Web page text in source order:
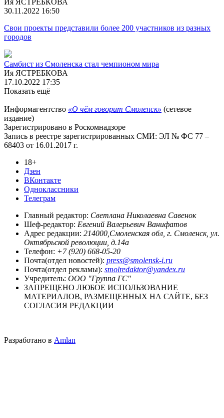
30.11.2022 16:50
Свои проекты представили более 200 участников из разных
городов
Самбист из Смоленска стал чемпионом мира
Ия ЯСТРЕБКОВА
17.10.2022 17:35
Показать ещё
Информагентство «О чём говорит Смоленск» (сетевое
издание)
Зарегистрировано в Роскомнадзоре
Запись в реестре зарегистрированных СМИ: ЭЛ № ФС 77 –
68403 от 16.01.2017 г.
18+
Дзен
ВКонтакте
Одноклассники
Телеграм
Главный редактор: Светлана Николаевна Савенок
Шеф-редактор: Евгений Валерьевич Ванифатов
Адрес редакции: 214000,Смоленская обл, г. Смоленск, ул.
Октябрьской революции, д.14а
Телефон: +7 (920) 668-05-20
Почта(отдел новостей): press@smolensk-i.ru
Почта(отдел рекламы): smolredaktor@yandex.ru
Учредитель: ООО "Группа ГС"
ЗАПРЕЩЕНО ЛЮБОЕ ИСПОЛЬЗОВАНИЕ
МАТЕРИАЛОВ, РАЗМЕЩЕННЫХ НА САЙТЕ, БЕЗ
СОГЛАСИЯ РЕДАКЦИИ
Разработано в Amlan